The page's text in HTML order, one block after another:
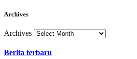
Archives
Archives
Berita terbaru